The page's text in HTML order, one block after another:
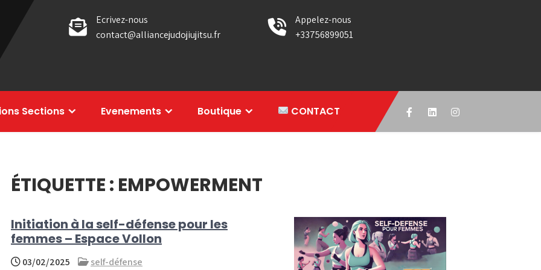
Ecrivez-nous
contact@alliancejudojiujitsu.fr
Appelez-nous
+33756899051
Sections Evenements Boutique CONTACT
ÉTIQUETTE : EMPOWERMENT
Initiation à la self-défense pour les
femmes – Espace Vollon
03/02/2025
self-défense